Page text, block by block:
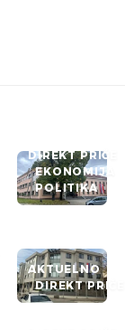
DIREKT PRIČE
EKONOMIJA
POLITIKA
AKTUELNO
DIREKT PRIČE